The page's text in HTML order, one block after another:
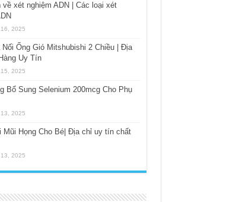
về xét nghiệm ADN | Các loại xét
2025
Ống Gió Mitshubishi 2 Chiều | Địa
Uy Tín
2025
Bổ Sung Selenium 200mcg Cho Phụ
2025
Mũi Họng Cho Bé| Địa chỉ uy tín chất
2025